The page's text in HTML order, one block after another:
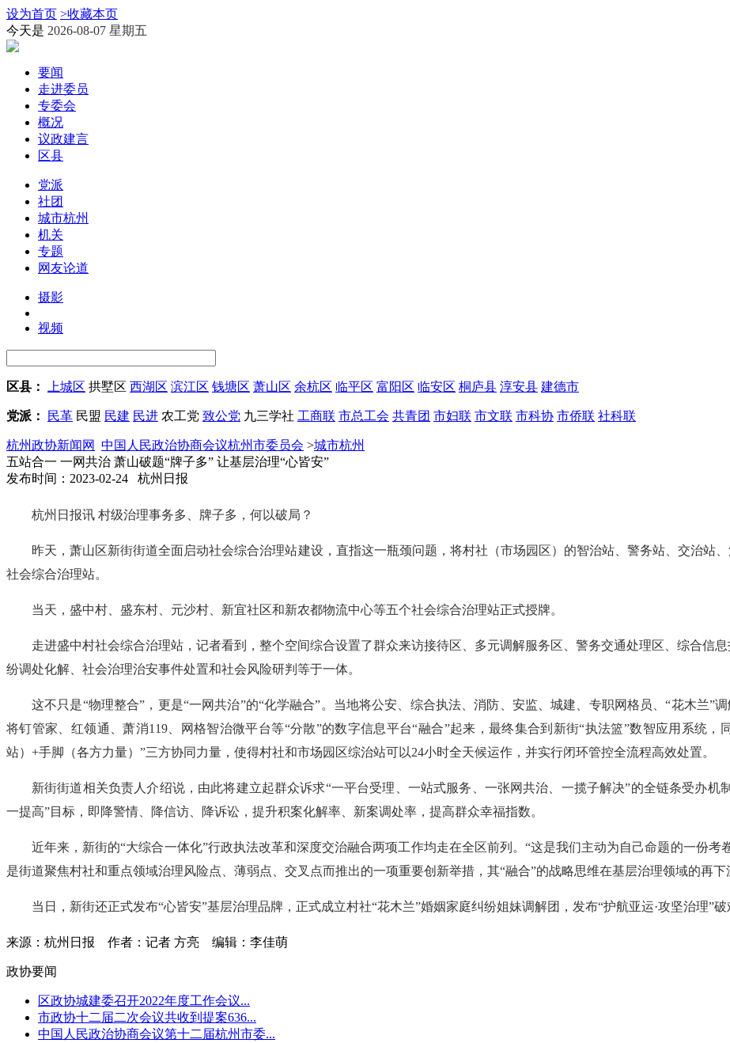
设为首页 >收藏本页
今天是 2026-08-07 星期五
要闻
走进委员
专委会
概况
议政建言
区县
党派
社团
城市杭州
机关
专题
网友论道
摄影
视频
区县： 上城区 拱墅区 西湖区 滨江区 钱塘区 萧山区 余杭区 临平区 富阳区 临安区 桐庐县 淳安县 建德市
党派： 民革 民盟 民建 民进 农工党 致公党 九三学社 工商联 市总工会 共青团 市妇联 市文联 市科协 市侨联 社科联
杭州政协新闻网 中国人民政治协商会议杭州市委员会 >城市杭州
五站合一 一网共治 萧山破题“牌子多” 让基层治理“心皆安”
发布时间：2023-02-24 杭州日报
杭州日报讯 村级治理事务多、牌子多，何以破局？
昨天，萧山区新街街道全面启动社会综合治理站建设，直指这一瓶颈问题，将村社（市场园区）的智治站、警务站、交治站
社会综合治理站。
当天，盛中村、盛东村、元沙村、新宜社区和新农都物流中心等五个社会综合治理站正式授牌。
走进盛中村社会综合治理站，记者看到，整个空间综合设置了群众来访接待区、多元调解服务区、警务交通处理区、综合信
纷调处化解、社会治理治安事件处置和社会风险研判等于一体。
这不只是“物理整合”，更是“一网共治”的“化学融合”。当地将公安、综合执法、消防、安监、城建、专职网格员、“花木兰”
将钉管家、红领通、萧消119、网格智治微平台等“分散”的数字信息平台“融合”起来，最终集合到新街“执法篮”数智应用系统
站）+手脚（各方力量）”三方协同力量，使得村社和市场园区综治站可以24小时全天候运作，并实行闭环管控全流程高效处置。
新街街道相关负责人介绍说，由此将建立起群众诉求“一平台受理、一站式服务、一张网共治、一揽子解决”的全链条受办机
一提高”目标，即降警情、降信访、降诉讼，提升积案化解率、新案调处率，提高群众幸福指数。
近年来，新街的“大综合一体化”行政执法改革和深度交治融合两项工作均走在全区前列。“这是我们主动为自己命题的一份
是街道聚焦村社和重点领域治理风险点、薄弱点、交叉点而推出的一项重要创新举措，其“融合”的战略思维在基层治理领域的再下
当日，新街还正式发布“心皆安”基层治理品牌，正式成立村社“花木兰”婚姻家庭纠纷姐妹调解团，发布“护航亚运·攻坚治理”破
来源：杭州日报 作者：记者 方亮 编辑：李佳萌
政协要闻
区政协城建委召开2022年度工作会议...
市政协十二届二次会议共收到提案636...
中国人民政治协商会议第十二届杭州市委...